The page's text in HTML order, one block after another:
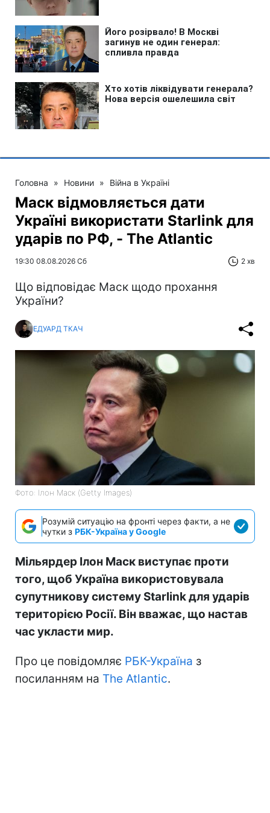
Головна » Новини » Війна в Україні
Маск відмовляється дати
Україні використати Starlink для
ударів по РФ, - The Atlantic
19:30 08.08.2026 Сб 2 хв
Що відповідає Маск щодо прохання
України?
ЕДУАРД ТКАЧ
Фото: Ілон Маск (Getty Images)
Розумій ситуацію на фронті через факти, а не
чутки з РБК-Україна у Google
Мільярдер Ілон Маск виступає проти
того, щоб Україна використовувала
супутникову систему Starlink для ударів
територією Росії. Він вважає, що настав
час укласти мир.
Про це повідомляє РБК-Україна з
посиланням на The Atlantic.